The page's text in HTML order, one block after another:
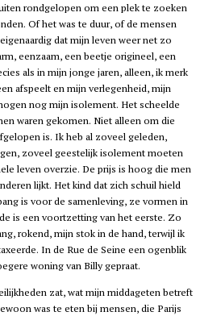
rondgelopen om een plek te zoeken
Of het was te duur, of de mensen
dat mijn leven weer net zo
eenzaam, een beetje origineel, een
als in mijn jonge jaren, alleen, ik merk
afspeelt en mijn verlegenheid, mijn
nog mijn isolement. Het scheelde
waren gekomen. Niet alleen om die
is. Ik heb al zoveel geleden,
zoveel geestelijk isolement moeten
leven overzie. De prijs is hoog die men
lijkt. Het kind dat zich schuil hield
is voor de samenleving, ze vormen in
is een voortzetting van het eerste. Zo
rokend, mijn stok in de hand, terwijl ik
In de Rue de Seine een ogenblik
woning van Billy gepraat.
zat, wat mijn middageten betreft
was te eten bij mensen, die Parijs